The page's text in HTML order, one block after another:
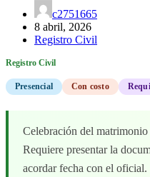
c2751665
8 abril, 2026
Registro Civil
Registro Civil
Presencial Con costo
Celebración del
Requiere presentar la
acordar fecha con el oficial.